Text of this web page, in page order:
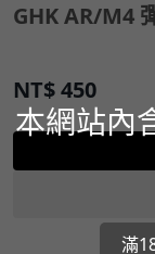
GHK AR/M4
NT$450
本網站內
滿